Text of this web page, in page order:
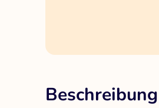
Beschreibung